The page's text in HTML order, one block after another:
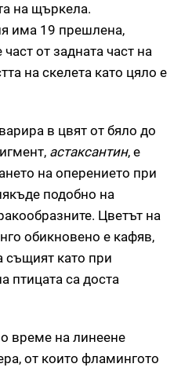
на щъркела.
има 19 прешлена,
от задната част на
на скелета като цяло е
в цвят от бяло до
астаксантин, е
на оперението при
подобно на
Цветът на
обикновено е кафяв,
същият като при
птицата са доста
време на линеене
от които фламингото